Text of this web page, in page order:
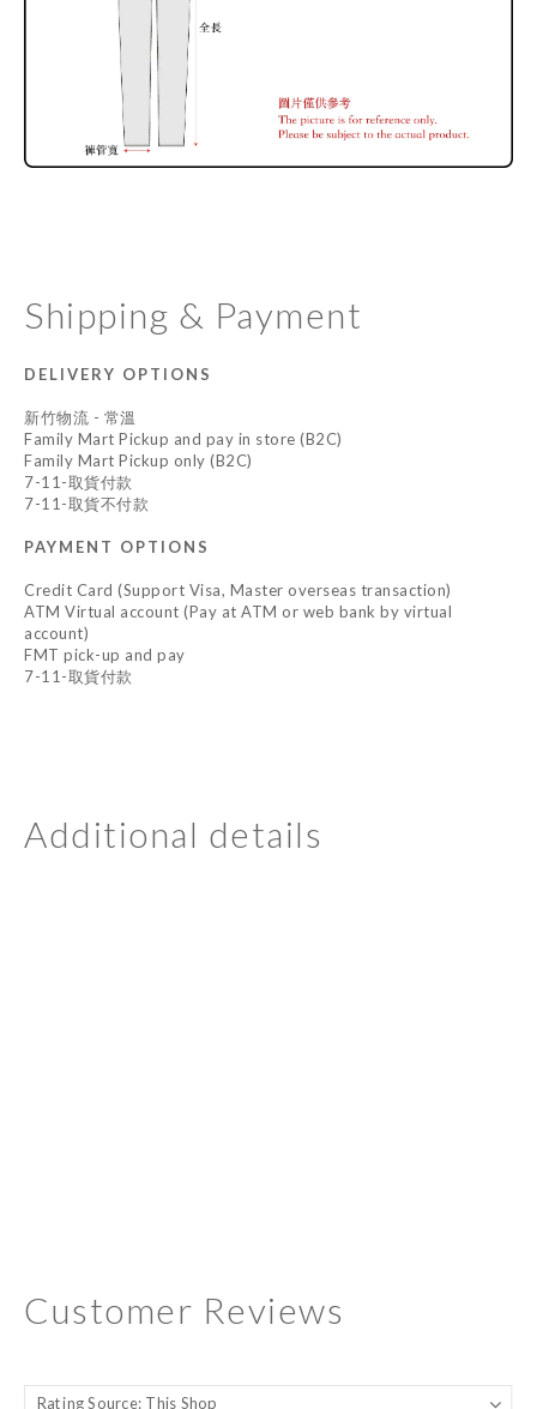
Shipping & Payment
DELIVERY OPTIONS
新竹物流 - 常溫
Family Mart Pickup and pay in store (B2C)
Family Mart Pickup only (B2C)
7-11-取貨付款
7-11-取貨不付款
PAYMENT OPTIONS
Credit Card (Support Visa, Master overseas transaction)
ATM Virtual account (Pay at ATM or web bank by virtual
account)
FMT pick-up and pay
7-11-取貨付款
Additional details
Customer Reviews